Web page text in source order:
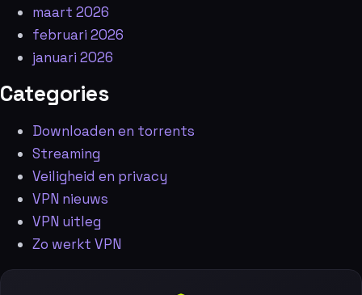
maart 2026
februari 2026
januari 2026
Categories
Downloaden en torrents
Streaming
Veiligheid en privacy
VPN nieuws
VPN uitleg
Zo werkt VPN